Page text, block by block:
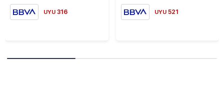
UYU 316 UYU 521